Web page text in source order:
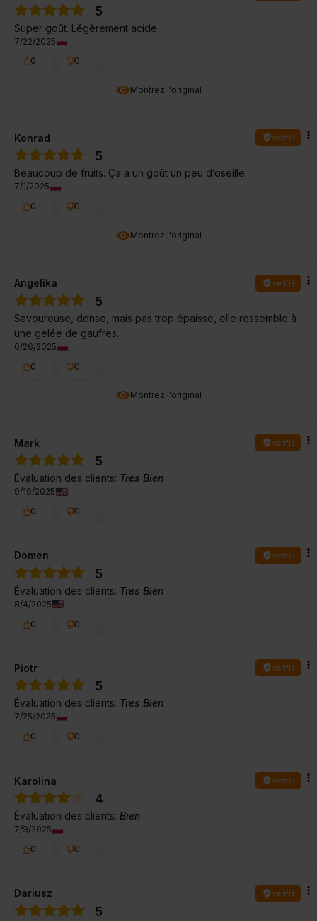
Montrez l'original
5
Super goût. Légèrement acide
7/22/2025
0
0
Montrez l'original
Konrad vérifié
5
Beaucoup de fruits. Ça a un goût un peu d’oseille.
7/1/2025
0
0
Montrez l'original
Angelika vérifié
5
Savoureuse, dense, mais pas trop épaisse, elle ressemble à
une gelée de gaufres.
6/26/2025
0
0
Mark vérifié
5
Évaluation des clients: Très Bien
9/19/2025
0
0
Domen vérifié
5
Évaluation des clients: Très Bien
8/4/2025
0
0
Piotr vérifié
5
Évaluation des clients: Très Bien
7/25/2025
0
0
Karolina vérifié
4
Évaluation des clients: Bien
7/9/2025
0
0
Dariusz vérifié
5